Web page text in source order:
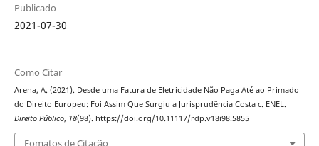
Publicado
2021-07-30
Como Citar
Arena, A. (2021). Desde uma Fatura de Eletricidade Não Paga Até ao Primado
do Direito Europeu: Foi Assim Que Surgiu a Jurisprudência Costa c. ENEL.
Direito Público, 18(98). https://doi.org/10.11117/rdp.v18i98.5855
Fomatos de Citação